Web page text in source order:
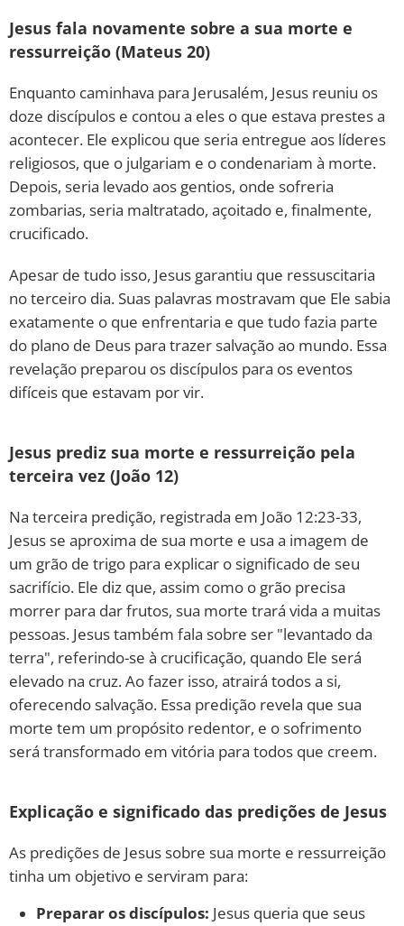
Jesus fala novamente sobre a sua morte e
ressurreição (Mateus 20)
Enquanto caminhava para Jerusalém, Jesus reuniu os
doze discípulos e contou a eles o que estava prestes a
acontecer. Ele explicou que seria entregue aos líderes
religiosos, que o julgariam e o condenariam à morte.
Depois, seria levado aos gentios, onde sofreria
zombarias, seria maltratado, açoitado e, finalmente,
crucificado.
Apesar de tudo isso, Jesus garantiu que ressuscitaria
no terceiro dia. Suas palavras mostravam que Ele sabia
exatamente o que enfrentaria e que tudo fazia parte
do plano de Deus para trazer salvação ao mundo. Essa
revelação preparou os discípulos para os eventos
difíceis que estavam por vir.
Jesus prediz sua morte e ressurreição pela
terceira vez (João 12)
Na terceira predição, registrada em João 12:23-33,
Jesus se aproxima de sua morte e usa a imagem de
um grão de trigo para explicar o significado de seu
sacrifício. Ele diz que, assim como o grão precisa
morrer para dar frutos, sua morte trará vida a muitas
pessoas. Jesus também fala sobre ser "levantado da
terra", referindo-se à crucificação, quando Ele será
elevado na cruz. Ao fazer isso, atrairá todos a si,
oferecendo salvação. Essa predição revela que sua
morte tem um propósito redentor, e o sofrimento
será transformado em vitória para todos que creem.
Explicação e significado das predições de Jesus
As predições de Jesus sobre sua morte e ressurreição
tinha um objetivo e serviram para:
Preparar os discípulos: Jesus queria que seus